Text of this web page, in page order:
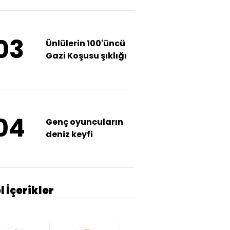
İçerikler
Ünlülerin 100'üncü
Gazi Koşusu şıklığı
Genç oyuncuların
deniz keyfi